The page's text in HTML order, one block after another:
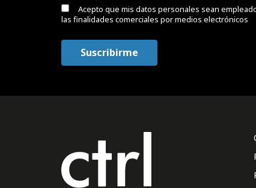
Acepto que mis datos personales sean
las finalidades comerciales por medios electrónicos